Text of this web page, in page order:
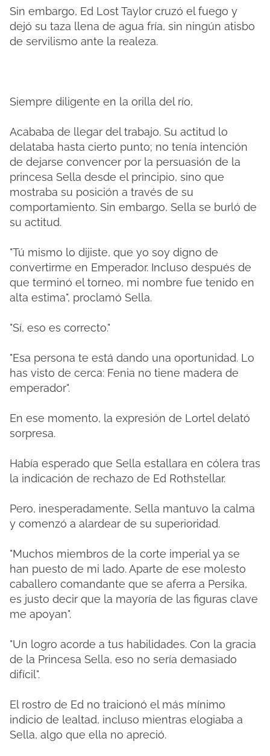
Sin embargo, Ed Lost Taylor cruzó el fuego y
dejó su taza llena de agua fría, sin ningún atisbo
de servilismo ante la realeza.
Siempre diligente en la orilla del río,
Acababa de llegar del trabajo. Su actitud lo
delataba hasta cierto punto; no tenía intención
de dejarse convencer por la persuasión de la
princesa Sella desde el principio, sino que
mostraba su posición a través de su
comportamiento. Sin embargo, Sella se burló de
su actitud.
"Tú mismo lo dijiste, que yo soy digno de
convertirme en Emperador. Incluso después de
que terminó el torneo, mi nombre fue tenido en
alta estima", proclamó Sella.
"Sí, eso es correcto."
"Esa persona te está dando una oportunidad. Lo
has visto de cerca: Fenia no tiene madera de
emperador".
En ese momento, la expresión de Lortel delató
sorpresa.
Había esperado que Sella estallara en cólera tras
la indicación de rechazo de Ed Rothstellar.
Pero, inesperadamente, Sella mantuvo la calma
y comenzó a alardear de su superioridad.
"Muchos miembros de la corte imperial ya se
han puesto de mi lado. Aparte de ese molesto
caballero comandante que se aferra a Persika,
es justo decir que la mayoría de las figuras clave
me apoyan".
"Un logro acorde a tus habilidades. Con la gracia
de la Princesa Sella, eso no sería demasiado
difícil".
El rostro de Ed no traicionó el más mínimo
indicio de lealtad, incluso mientras elogiaba a
Sella, algo que ella no apreció.